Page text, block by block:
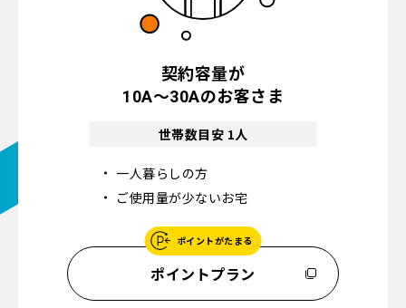
契約容量が
10A～30Aのお客さま
世帯数目安 1人
一人暮らしの方
ご使用量が少ないお宅
ポイントがたまる
ポイントプラン